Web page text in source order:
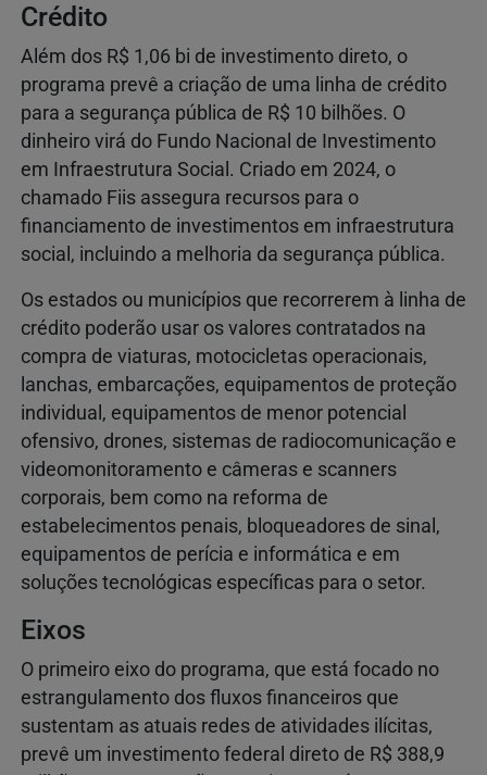
Crédito
Além dos R$ 1,06 bi de investimento direto, o
programa prevê a criação de uma linha de crédito
para a segurança pública de R$ 10 bilhões. O
dinheiro virá do Fundo Nacional de Investimento
em Infraestrutura Social. Criado em 2024, o
chamado Fiis assegura recursos para o
financiamento de investimentos em infraestrutura
social, incluindo a melhoria da segurança pública.
Os estados ou municípios que recorrerem à linha de
crédito poderão usar os valores contratados na
compra de viaturas, motocicletas operacionais,
lanchas, embarcações, equipamentos de proteção
individual, equipamentos de menor potencial
ofensivo, drones, sistemas de radiocomunicação e
videomonitoramento e câmeras e scanners
corporais, bem como na reforma de
estabelecimentos penais, bloqueadores de sinal,
equipamentos de perícia e informática e em
soluções tecnológicas específicas para o setor.
Eixos
O primeiro eixo do programa, que está focado no
estrangulamento dos fluxos financeiros que
sustentam as atuais redes de atividades ilícitas,
prevê um investimento federal direto de R$ 388,9